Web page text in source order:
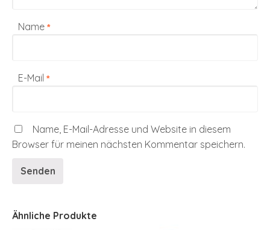
Name *
E-Mail *
Name, E-Mail-Adresse und Website in diesem
Browser für meinen nächsten Kommentar speichern.
Ähnliche Produkte